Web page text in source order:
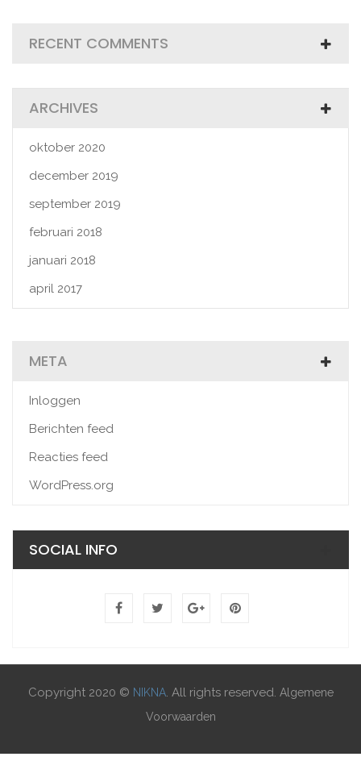
RECENT COMMENTS
ARCHIVES
oktober 2020
december 2019
september 2019
februari 2018
januari 2018
april 2017
META
Inloggen
Berichten feed
Reacties feed
WordPress.org
SOCIAL INFO
Copyright 2020 © NIKNA. All rights reserved. Algemene
Voorwaarden